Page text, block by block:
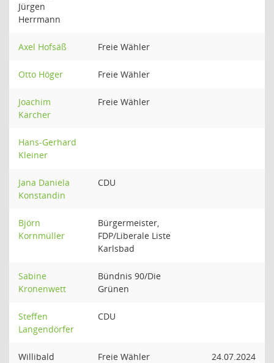
Jürgen
Herrmann
Axel Hofsäß Freie Wähler
Otto Höger Freie Wähler
Joachim
Karcher
Freie Wähler
Hans-Gerhard
Kleiner
Jana Daniela
Konstandin
CDU
Björn
Kornmüller
Bürgermeister,
FDP/Liberale Liste
Karlsbad
Sabine
Kronenwett
Bündnis 90/Die
Grünen
Steffen
Langendörfer
CDU
Willibald
Freie Wähler 24.07.2024